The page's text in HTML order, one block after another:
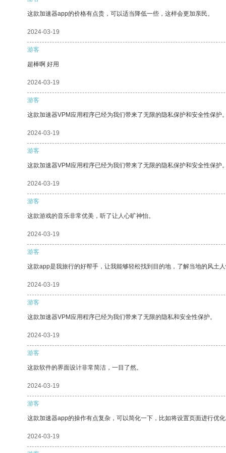
这款加速器app的价格有点贵，可以适当降低一些，这样会更加亲民。
2024-03-19
游客
超棒啊 好用
2024-03-19
游客
这款加速器VPM应用程序已经为我们带来了无限的隐私保护和安全性保护
2024-03-19
游客
这款加速器VPM应用程序已经为我们带来了无限的隐私保护和安全性保护
2024-03-19
游客
这款游戏的音乐非常优美，听了让人心旷神怡。
2024-03-19
游客
这款app是我旅行的好帮手，让我能够轻松找到目的地，了解当地的风土
2024-03-19
游客
这款加速器VPM应用程序已经为我们带来了无限的隐私和安全性保护。
2024-03-19
游客
这款软件的界面设计非常简洁，一目了然。
2024-03-19
游客
这款加速器app的操作有点复杂，可以简化一下，比如将设置页面进行优
2024-03-19